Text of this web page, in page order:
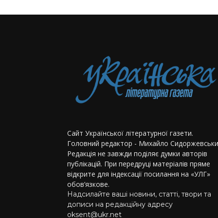
Сайт Української літературної газети.
Головний редактор - Михайло
Редакція не завжди поділяє думки авторів
публікацій. При передруці матеріалів пряме
відкрите для індексації посилання на «УЛГ»
обов’язкове.
Надсилайте ваші новини, статті, твори та
дописи на редакційну адресу
oksent@ukr.net